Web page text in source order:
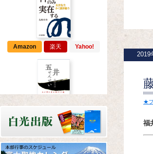
2019
★
福
Amazon 楽天 Yahoo!
Amazon 楽天 Yahoo!